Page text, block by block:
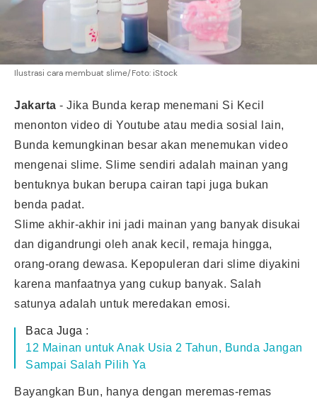
Ilustrasi cara membuat slime/Foto: iStock
Jakarta - Jika Bunda kerap menemani Si Kecil
menonton video di Youtube atau media sosial lain,
Bunda kemungkinan besar akan menemukan video
mengenai slime. Slime sendiri adalah mainan yang
bentuknya bukan berupa cairan tapi juga bukan
benda padat.
Slime akhir-akhir ini jadi mainan yang banyak disukai
dan digandrungi oleh anak kecil, remaja hingga,
orang-orang dewasa. Kepopuleran dari slime diyakini
karena manfaatnya yang cukup banyak. Salah
satunya adalah untuk meredakan emosi.
Baca Juga :
12 Mainan untuk Anak Usia 2 Tahun, Bunda Jangan
Sampai Salah Pilih Ya
Bayangkan Bun, hanya dengan meremas-remas